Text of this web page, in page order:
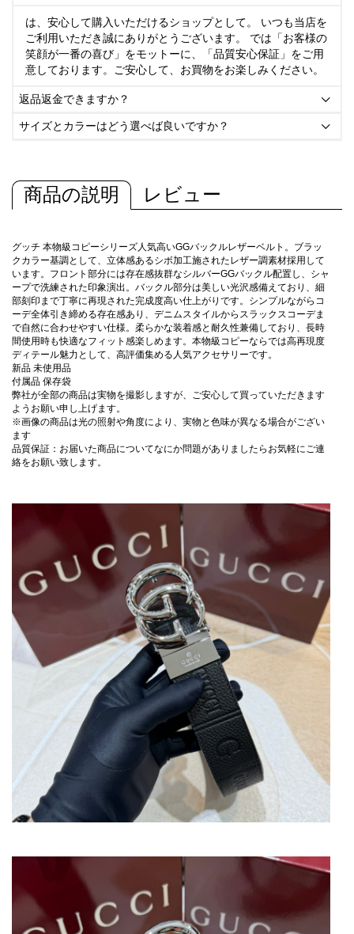
は、安心して購入いただけるショップとして。 いつも当店を
ご利用いただき誠にありがとうございます。 では「お客様の
笑顔が一番の喜び」をモットーに、「品質安心保証」をご用
意しております。ご安心して、お買物をお楽しみください。
返品返金できますか？ 
サイズとカラーはどう選べば良いですか？ 
商品の説明 レビュー
グッチ 本物級コピーシリーズ人気高いGGバックルレザーベルト。ブラッ
クカラー基調として、立体感あるシボ加工施されたレザー調素材採用して
います。フロント部分には存在感抜群なシルバーGGバックル配置し、シャ
ープで洗練された印象演出。バックル部分は美しい光沢感備えており、細
部刻印まで丁寧に再現された完成度高い仕上がりです。シンプルながらコ
ーデ全体引き締める存在感あり、デニムスタイルからスラックスコーデま
で自然に合わせやすい仕様。柔らかな装着感と耐久性兼備しており、長時
間使用時も快適なフィット感楽しめます。本物級コピーならでは高再現度
ディテール魅力として、高評価集める人気アクセサリーです。
新品 未使用品
付属品 保存袋
弊社が全部の商品は実物を撮影しますが、ご安心して買っていただきます
ようお願い申し上げます。
※画像の商品は光の照射や角度により、実物と色味が異なる場合がござい
ます
品質保証：お届いた商品についてなにか問題がありましたらお気軽にご連
絡をお願い致します。